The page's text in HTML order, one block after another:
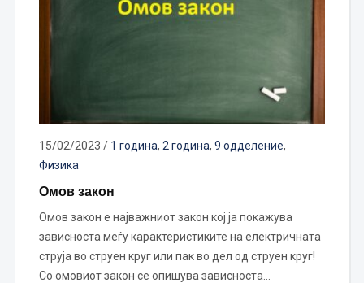
15/02/2023 / 1 година, 2 година, 9 одделение,
Физика
Омов закон
Омов закон е најважниот закон кој ја покажува
зависноста меѓу карактеристиките на електричната
струја во струен круг или пак во дел од струен круг!
Со омовиот закон се опишува зависноста…